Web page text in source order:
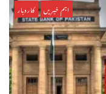
اہم خبریں کاروبار